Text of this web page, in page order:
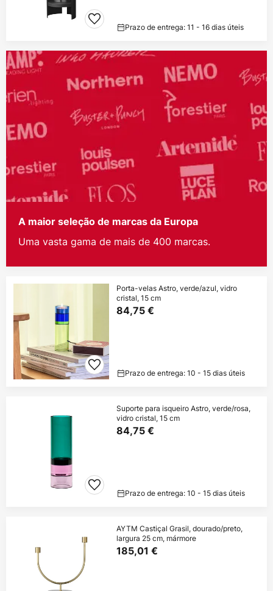
Prazo de entrega: 11 - 16 dias úteis
A maior seleção de marcas da Europa
Uma vasta gama de mais de 400 marcas.
Porta-velas Astro, verde/azul, vidro
cristal, 15 cm
84,75 €
Prazo de entrega: 10 - 15 dias úteis
Suporte para isqueiro Astro, verde/rosa,
vidro cristal, 15 cm
84,75 €
Prazo de entrega: 10 - 15 dias úteis
AYTM Castiçal Grasil, dourado/preto,
largura 25 cm, mármore
185,01 €